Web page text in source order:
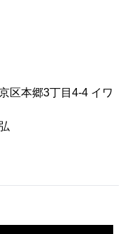
本郷3丁目4-4 イワ